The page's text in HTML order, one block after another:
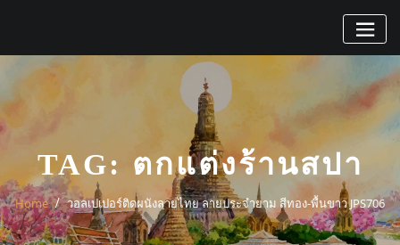
TAG: ตกแต่งร้านสปา
Home วอลเปเปอร์ติดผนังลายไทย ลายประจำยาม สีทอง-พื้นขาว JPS706